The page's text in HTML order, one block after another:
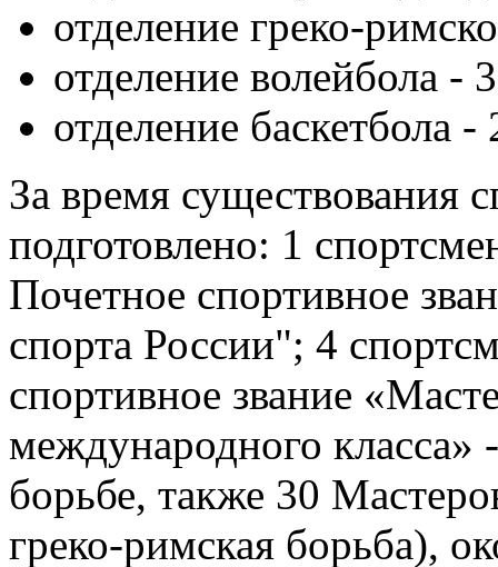
отделение греко-
отделение волейбола -
отделение баскетбола
За время существования
подготовлено: 1
Почетное спортивное
спорта России"; 4
спортивное звание
международного класса»
борьбе, также 30
греко-римская борьба),